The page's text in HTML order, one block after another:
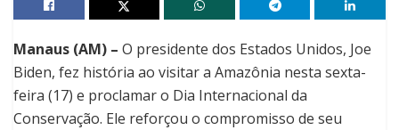
Manaus (AM) – O presidente dos Estados Unidos, Joe
Biden, fez história ao visitar a Amazônia nesta sexta-
feira (17) e proclamar o Dia Internacional da
Conservação. Ele reforçou o compromisso de seu